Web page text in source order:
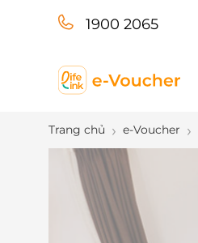
1900 2065
Trang chủ e-Voucher